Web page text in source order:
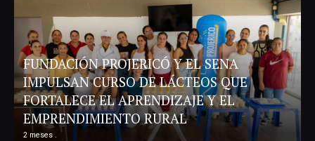
FUNDACIÓN PROJERICÓ Y EL SENA
IMPULSAN CURSO DE LÁCTEOS QUE
FORTALECE EL APRENDIZAJE Y EL
EMPRENDIMIENTO RURAL
2 meses .